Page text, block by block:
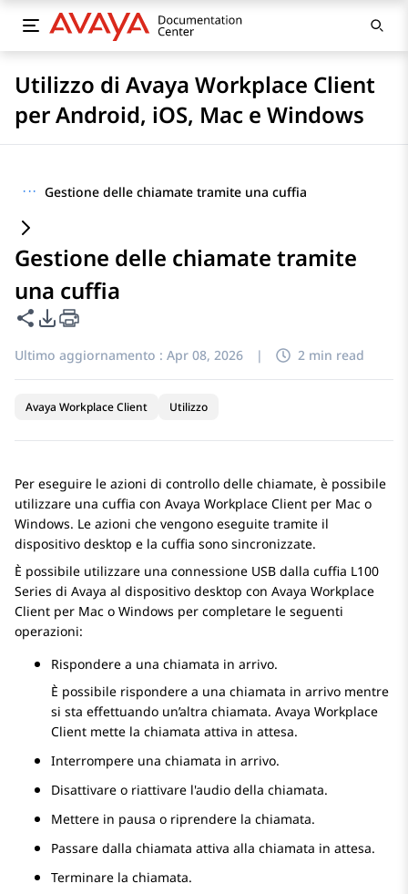
Utilizzo di Avaya Workplace Client
per Android, iOS, Mac e Windows
··· Gestione delle chiamate tramite una cuffia
Gestione delle chiamate tramite
una cuffia
Condividi questa pagina
Opzioni di esportazione PDF
Ultimo aggiornamento : Apr 08, 2026 | 2 min read
Avaya Workplace Client Utilizzo
Per eseguire le azioni di controllo delle chiamate, è possibile
utilizzare una cuffia con Avaya Workplace Client per Mac o
Windows. Le azioni che vengono eseguite tramite il
dispositivo desktop e la cuffia sono sincronizzate.
È possibile utilizzare una connessione USB dalla cuffia L100
Series di Avaya al dispositivo desktop con Avaya Workplace
Client per Mac o Windows per completare le seguenti
operazioni:
Rispondere a una chiamata in arrivo.
È possibile rispondere a una chiamata in arrivo mentre
si sta effettuando un’altra chiamata. Avaya Workplace
Client mette la chiamata attiva in attesa.
Interrompere una chiamata in arrivo.
Disattivare o riattivare l'audio della chiamata.
Mettere in pausa o riprendere la chiamata.
Passare dalla chiamata attiva alla chiamata in attesa.
Terminare la chiamata.